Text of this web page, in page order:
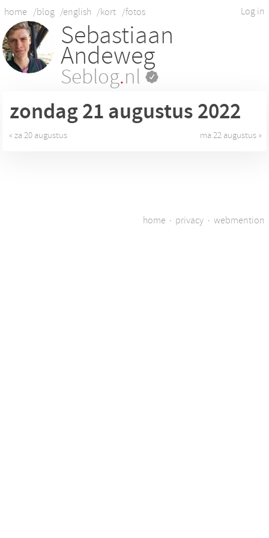
Log in
home /blog /english /kort /fotos
Sebastiaan
Andeweg
Seblog.nl
zondag 21augustus 2022
« za 20 augustus ma 22 augustus »
home · privacy · webmention